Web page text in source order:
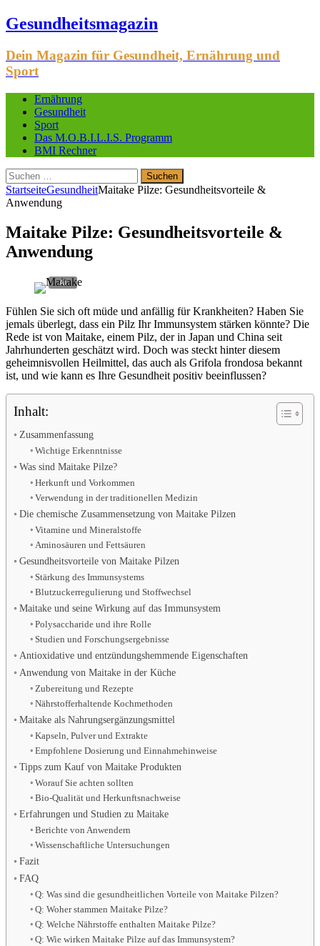
Gesundheitsmagazin
Dein Magazin für Gesundheit, Ernährung und
Sport
Ernährung
Gesundheit
Sport
Das M.O.B.I.L.I.S. Programm
BMI Rechner
Suchen
nach:
StartseiteGesundheitMaitake Pilze: Gesundheitsvorteile &
Anwendung
Maitake Pilze: Gesundheitsvorteile &
Anwendung
Fühlen Sie sich oft müde und anfällig für Krankheiten? Haben Sie
jemals überlegt, dass ein Pilz Ihr Immunsystem stärken könnte? Die
Rede ist von Maitake, einem Pilz, der in Japan und China seit
Jahrhunderten geschätzt wird. Doch was steckt hinter diesem
geheimnisvollen Heilmittel, das auch als Grifola frondosa bekannt
ist, und wie kann es Ihre Gesundheit positiv beeinflussen?
Inhalt:
Zusammenfassung
Wichtige Erkenntnisse
Was sind Maitake Pilze?
Herkunft und Vorkommen
Verwendung in der traditionellen Medizin
Die chemische Zusammensetzung von Maitake Pilzen
Vitamine und Mineralstoffe
Aminosäuren und Fettsäuren
Gesundheitsvorteile von Maitake Pilzen
Stärkung des Immunsystems
Blutzuckerregulierung und Stoffwechsel
Maitake und seine Wirkung auf das Immunsystem
Polysaccharide und ihre Rolle
Studien und Forschungsergebnisse
Antioxidative und entzündungshemmende Eigenschaften
Anwendung von Maitake in der Küche
Zubereitung und Rezepte
Nährstofferhaltende Kochmethoden
Maitake als Nahrungsergänzungsmittel
Kapseln, Pulver und Extrakte
Empfohlene Dosierung und Einnahmehinweise
Tipps zum Kauf von Maitake Produkten
Worauf Sie achten sollten
Bio-Qualität und Herkunftsnachweise
Erfahrungen und Studien zu Maitake
Berichte von Anwendern
Wissenschaftliche Untersuchungen
Fazit
FAQ
Q: Was sind die gesundheitlichen Vorteile von Maitake Pilzen?
Q: Woher stammen Maitake Pilze?
Q: Welche Nährstoffe enthalten Maitake Pilze?
Q: Wie wirken Maitake Pilze auf das Immunsystem?